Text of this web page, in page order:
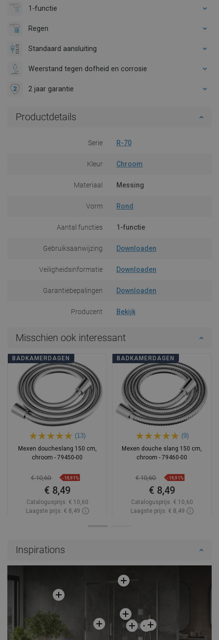
1-functie
Regen
Standaard aansluiting
Weerstand tegen dofheid en corrosie
2 jaar garantie
Productdetails
Serie R-70
Kleur Chroom
Materiaal Messing
Vorm Rond
Aantal functies 1-functie
Gebruiksaanwijzing Downloaden
Veiligheidsinformatie Downloaden
Garantiebepalingen Downloaden
Producent Bekijk
Misschien ook interessant
BADKAMERDAGEN
(13)
Mexen doucheslang 150 cm,
chroom - 79450-00
€ 10,60 -19,91%
€ 8,49
Catalogusprijs: € 10,60
Laagste prijs: € 8,49
BADKAMERDAGEN
(9)
Mexen douche slang 150 cm,
chroom - 79460-00
€ 10,60 -19,91%
€ 8,49
Catalogusprijs: € 10,60
Laagste prijs: € 8,49
Inspirations